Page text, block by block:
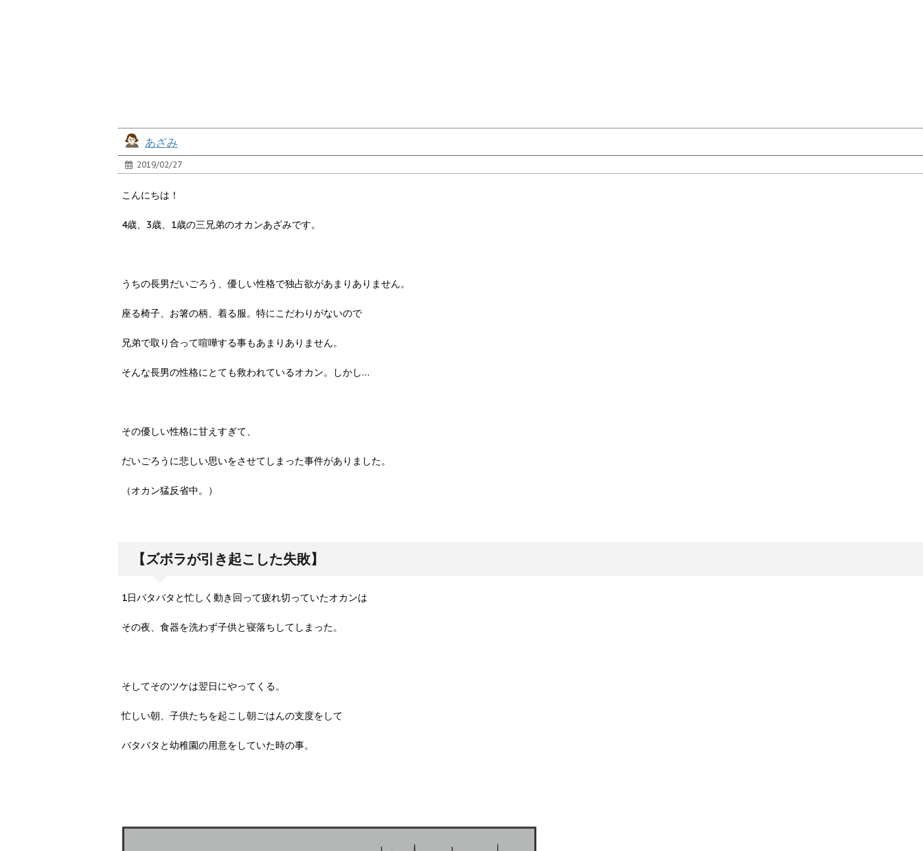
あざみ
2019/02/27
こんにちは！
4歳、3歳、1歳の三兄弟のオカンあざみです。
うちの長男だいごろう、優しい性格で独占欲があまりありません。
座る椅子、お箸の柄、着る服。特にこだわりがないので
兄弟で取り合って喧嘩する事もあまりありません。
そんな長男の性格にとても救われているオカン。しかし…
その優しい性格に甘えすぎて、
だいごろうに悲しい思いをさせてしまった事件がありました。
（オカン猛反省中。）
【ズボラが引き起こした失敗】
1日バタバタと忙しく動き回って疲れ切っていたオカンは
その夜、食器を洗わず子供と寝落ちしてしまった。
そしてそのツケは翌日にやってくる。
忙しい朝、子供たちを起こし朝ごはんの支度をして
バタバタと幼稚園の用意をしていた時の事。